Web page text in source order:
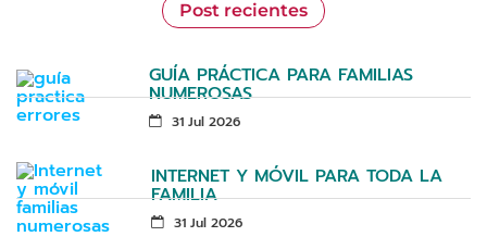
Post recientes
GUÍA PRÁCTICA PARA FAMILIAS
NUMEROSAS
31 Jul 2026
INTERNET Y MÓVIL PARA TODA LA
FAMILIA
31 Jul 2026